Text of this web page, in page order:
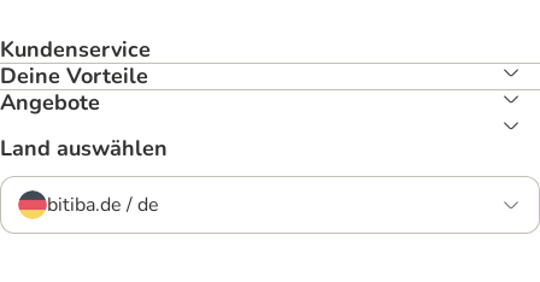
Kundenservice
Deine Vorteile
Angebote
Land auswählen
bitiba.de / de